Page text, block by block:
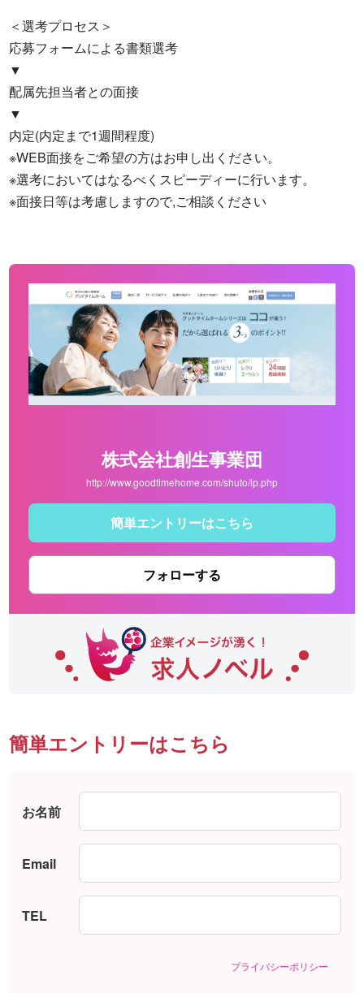
＜選考プロセス＞
応募フォームによる書類選考
▼
配属先担当者との面接
▼
内定(内定まで1週間程度)
※WEB面接をご希望の方はお申し出ください。
※選考においてはなるべくスピーディーに行います。
※面接日等は考慮しますので,ご相談ください
株式会社創生事業団
http://www.goodtimehome.com/shuto/lp.php
簡単エントリーはこちら
フォローする
簡単エントリーはこちら
お名前
Email
TEL
プライバシーポリシー